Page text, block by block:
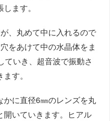
ます。
、丸めて中に入れるので
をあけて中の水晶体をま
ていき、超音波で振動さ
す。
かに直径6㎜のレンズを丸
開いていきます。ヒアル